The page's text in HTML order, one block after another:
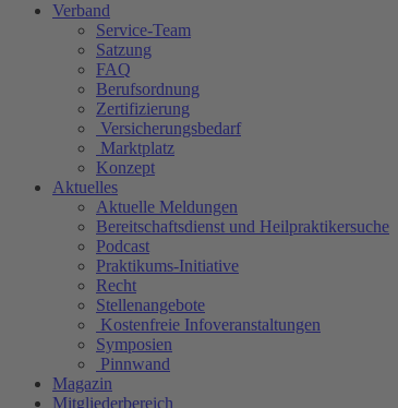
Verband
Service-Team
Satzung
FAQ
Berufsordnung
Zertifizierung
Versicherungsbedarf
Marktplatz
Konzept
Aktuelles
Aktuelle Meldungen
Bereitschaftsdienst und Heilpraktikersuche
Podcast
Praktikums-Initiative
Recht
Stellenangebote
Kostenfreie Infoveranstaltungen
Symposien
Pinnwand
Magazin
Mitgliederbereich